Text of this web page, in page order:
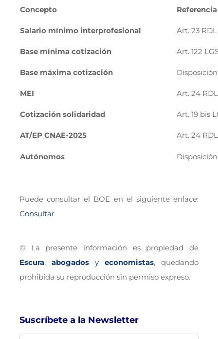
Concepto
Salario mínimo interprofesional Art. 23
Base mínima cotización Art. 122
Base máxima cotización
MEI Art. 24 RDL
Cotización solidaridad Art. 19 bis
AT/EP CNAE-2025 Art. 24 RDL
Autónomos
Puede consultar el BOE en el siguiente enlace:
Consultar
© La presente información es propiedad de
Escura, abogados yeconomistas, quedando
prohibida su reproducción sin permiso expreso.
Suscríbete a la Newsletter